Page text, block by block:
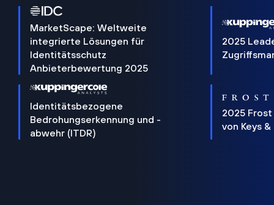
MarketScape: Weltweite
integrierte Lösungen für
Identitätsschutz
Anbieterbewertung 2025
2025
Identitätsbezogene
Bedrohungserkennung und -
abwehr (ITDR)
2025 Frost
von Keys